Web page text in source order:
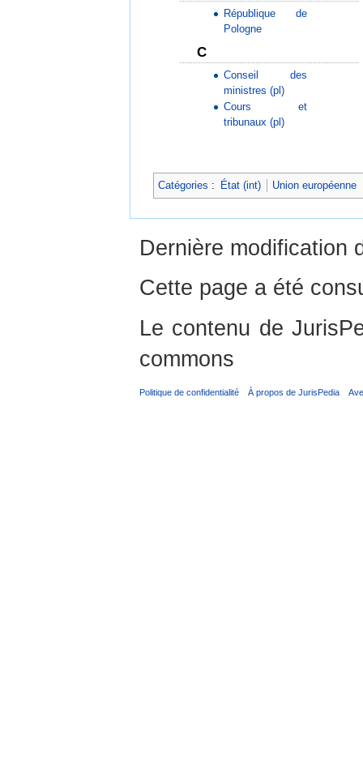
République de
Pologne
C
Conseil des
ministres (pl)
Cours et
tribunaux (pl)
Catégories : État (int) Union européenne
Dernière modification
Cette page a été
Le contenu de
commons
Politique de confidentialité À propos de JurisPedia